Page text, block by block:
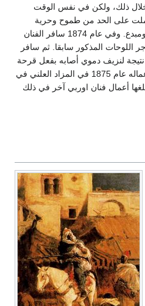
ذلك، ولكن في نفس الوقت
على الحد من طموح وحرية
الفنان وتحقيق امنياته كفنان ثائر ومبدع. وفي عام 1874 سافر الفنان
اللوحات المذكور سابقا. ثم سافر
الى روما وتوفى هناك عام 1874 نتيجة لنزيف دموي أصابه بفعل قرحة
في المعدة. وبعد وفاته عرضت أعماله عام 1875 في المزاد العلني في
أعمال فنان اوربي آخر في ذلك